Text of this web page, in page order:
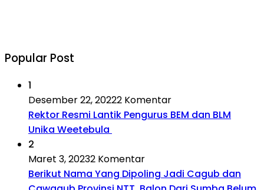
Popular Post
1
Desember 22, 20222 Komentar
Rektor Resmi Lantik Pengurus BEM dan BLM
Unika Weetebula
2
Maret 3, 20232 Komentar
Berikut Nama Yang Dipoling Jadi Cagub dan